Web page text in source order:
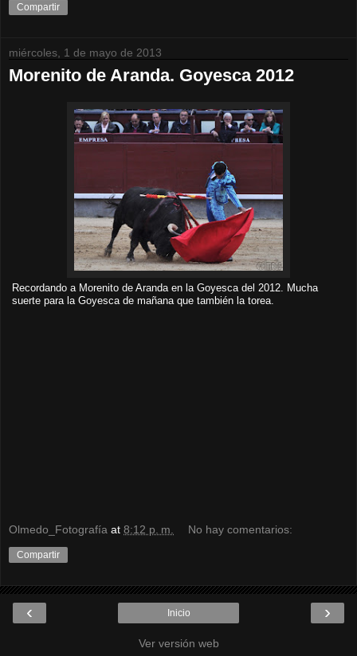
Compartir
miércoles, 1 de mayo de 2013
Morenito de Aranda. Goyesca 2012
Recordando a Morenito de Aranda en la Goyesca del 2012. Mucha
suerte para la Goyesca de mañana que también la torea.
Olmedo_Fotografía at 8:12 p. m. No hay comentarios:
Compartir
‹ ›
Inicio
Ver versión web